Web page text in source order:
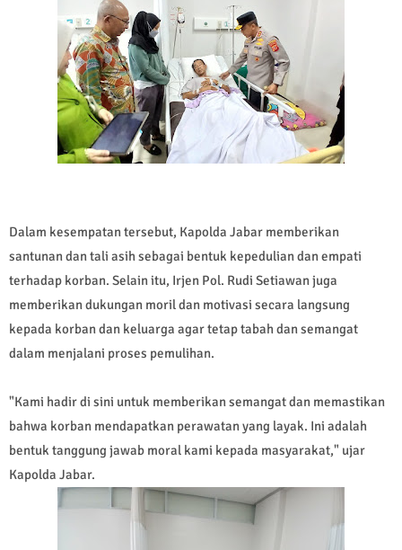
Dalam kesempatan tersebut, Kapolda Jabar memberikan
santunan dan tali asih sebagai bentuk kepedulian dan empati
terhadap korban. Selain itu, Irjen Pol. Rudi Setiawan juga
memberikan dukungan moril dan motivasi secara langsung
kepada korban dan keluarga agar tetap tabah dan semangat
dalam menjalani proses pemulihan.
"Kami hadir di sini untuk memberikan semangat dan memastikan
bahwa korban mendapatkan perawatan yang layak. Ini adalah
bentuk tanggung jawab moral kami kepada masyarakat," ujar
Kapolda Jabar.